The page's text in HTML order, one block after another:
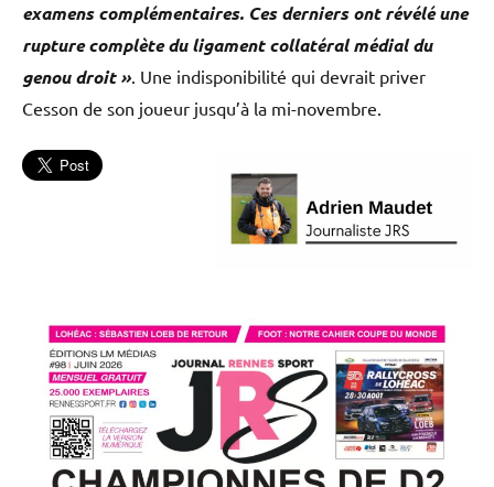
examens complémentaires. Ces derniers ont révélé une
rupture complète du ligament collatéral médial du
genou droit ». Une indisponibilité qui devrait priver
Cesson de son joueur jusqu’à la mi-novembre.
Handball
L'actu